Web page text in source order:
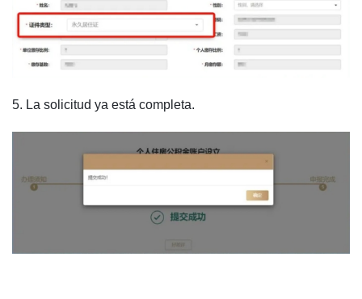
5. La solicitud ya está completa.